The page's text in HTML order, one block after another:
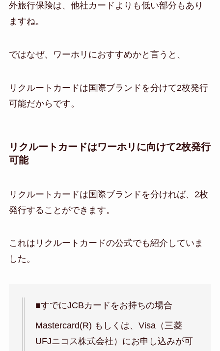
外旅行保険は、他社カードよりも低い部分もあり
ますね。
ではなぜ、ワーホリにおすすめかと言うと、
リクルートカードは国際ブランドを分けて2枚発行
可能だからです。
リクルートカードはワーホリに向けて2枚発行
可能
リクルートカードは国際ブランドを分ければ、2枚
発行することができます。
これはリクルートカードの公式でも紹介していま
した。
■すでにJCBカードをお持ちの場合
Mastercard(R) もしくは、Visa（三菱
UFJニコス株式会社）にお申し込みが可